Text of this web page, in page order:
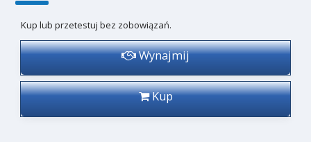
Kup lub przetestuj bez zobowiązań.
Wynajmij
Kup